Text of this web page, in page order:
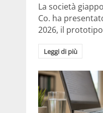
La società
Co. ha
2026, il
Leggi di più